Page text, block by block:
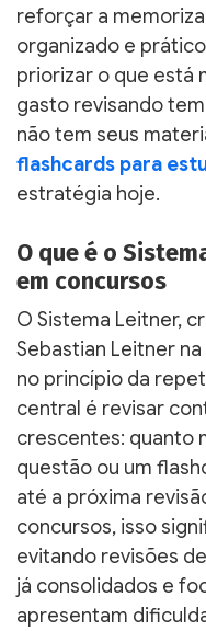
reforçar a
organizado e
priorizar o que está
gasto revisando
não tem seus
flashcards para
estratégia hoje.
O que é o
em concursos
O Sistema Leitner,
Sebastian Leitner
no princípio da
central é revisar
crescentes: quanto
questão ou um
até a próxima
concursos, isso
evitando revisões
já consolidados e
apresentam